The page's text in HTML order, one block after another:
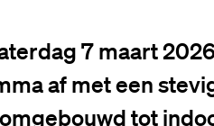
7 maart
af met een
tot